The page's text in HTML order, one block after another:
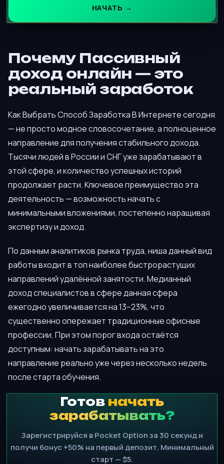
НАЧАТЬ →
Почему Пассивный
доход онлайн — это
реальный заработок
Как Выбрать Способ Заработка В Интернете сегодня
— не просто модное словосочетание, а полноценное
направление для получения стабильного дохода.
Тысячи людей в России и СНГ уже зарабатывают в
этой сфере, и количество успешных историй
продолжает расти. Ключевое преимущество эта
деятельность — возможность начать с
минимальными вложениями, постепенно наращивая
экспертизу и доход.
По данным аналитиков рынка труда, ниша данный вид
работы входит в топ наиболее быстрорастущих
направлений удалённой занятости. Медианный
доход специалистов в сфере данная сфера
ежегодно увеличивается на 13–23%, что
существенно опережает традиционные офисные
профессии. При этом порог входа остаётся
доступным: начать зарабатывать на это
направление реально уже через несколько недель
после старта обучения.
Готов начать
зарабатывать?
Зарегистрируйся в Pocket Option за 30 секунд и
получи бонус +50% на первый депозит. Минимальный
старт — $5.